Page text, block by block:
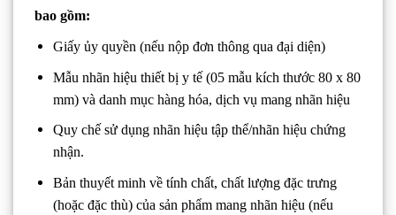
bao gồm:
Giấy ủy quyền (nếu nộp đơn thông qua đại diện)
Mẫu nhãn hiệu thiết bị y tế (05 mẫu kích thước 80 x 80
mm) và danh mục hàng hóa, dịch vụ mang nhãn hiệu
Quy chế sử dụng nhãn hiệu tập thể/nhãn hiệu chứng
nhận.
Bản thuyết minh về tính chất, chất lượng đặc trưng
(hoặc đặc thù) của sản phẩm mang nhãn hiệu (nếu